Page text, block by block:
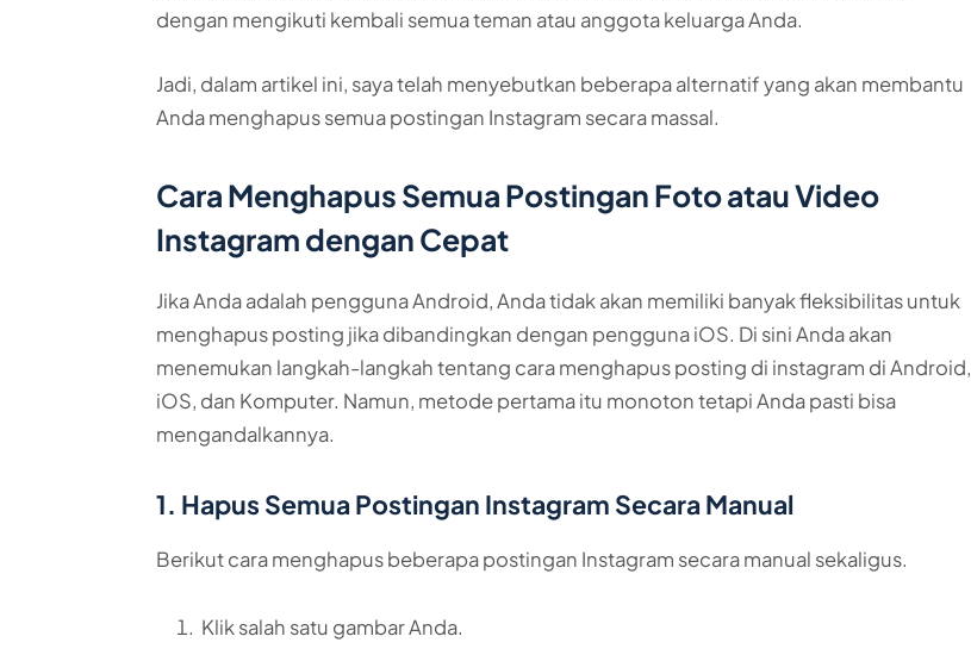
dengan mengikuti kembali semua teman atau anggota keluarga Anda.
Jadi, dalam artikel ini, saya telah menyebutkan beberapa alternatif yang akan membantu
Anda menghapus semua postingan Instagram secara massal.
Cara Menghapus Semua Postingan Foto atau Video
Instagram dengan Cepat
Jika Anda adalah pengguna Android, Anda tidak akan memiliki banyak fleksibilitas untuk
menghapus posting jika dibandingkan dengan pengguna iOS. Di sini Anda akan
menemukan langkah-langkah tentang cara menghapus posting di instagram di Android,
iOS, dan Komputer. Namun, metode pertama itu monoton tetapi Anda pasti bisa
mengandalkannya.
1. Hapus Semua Postingan Instagram Secara Manual
Berikut cara menghapus beberapa postingan Instagram secara manual sekaligus.
Klik salah satu gambar Anda.